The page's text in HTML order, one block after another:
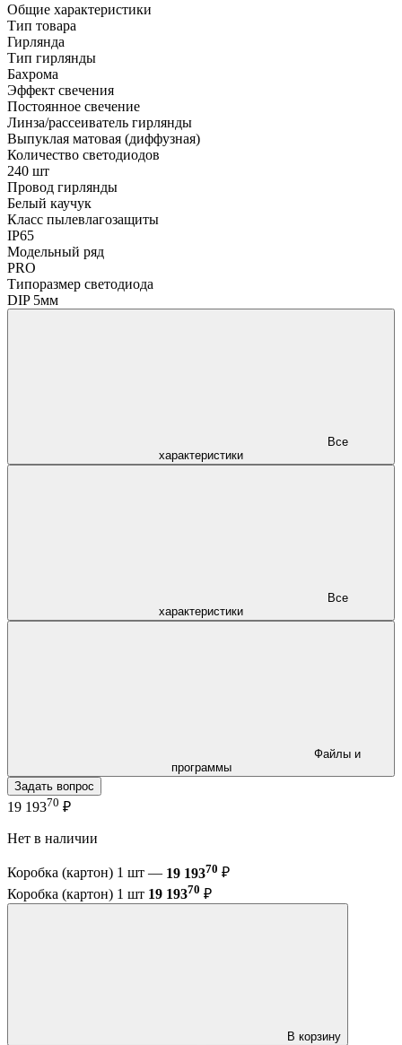
Общие характеристики
Тип товара
Гирлянда
Тип гирлянды
Бахрома
Эффект свечения
Постоянное свечение
Линза/рассеиватель гирлянды
Выпуклая матовая (диффузная)
Количество светодиодов
240 шт
Провод гирлянды
Белый каучук
Класс пылевлагозащиты
IP65
Модельный ряд
PRO
Типоразмер светодиода
DIP 5мм
характеристики
характеристики
программы
Задать вопрос
19 19370 ₽
Нет в наличии
Коробка (картон) 1 шт — 19 19370 ₽
Коробка (картон) 1 шт 19 19370 ₽
В корзину